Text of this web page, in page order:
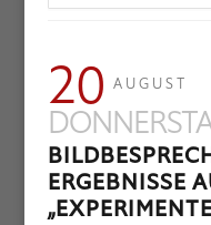
20 AUGUST
ERGEBNISSE